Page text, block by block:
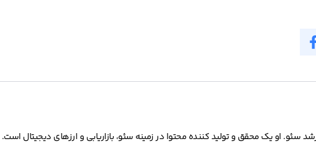
او یک محقق و تولید کننده محتوا در زمینه سئو، بازاریابی و ارزهای دیجیتال است.